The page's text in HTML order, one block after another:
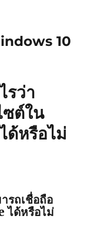
10
รว่า
ซต์ใน
หรือไม่
รถเชื่อถือ
ได้หรือไม่